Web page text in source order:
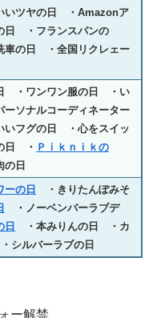
いツヤの日 ・Amazonア
日 ・フランスパンの
の日 ・全国リクレェー
・ワンワン服の日 ・い
ソナルコーディネーター
フグの日 ・心をスイッ
日 ・ Ｐｉｋｎｉｋの
日
ーの日
・きりたんぽみそ
・ノーベンバーラブデ
日
・本みりんの日 ・カ
シルバーラブの日
ー解禁